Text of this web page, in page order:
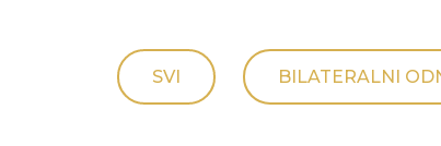
SVI BILATERALNI